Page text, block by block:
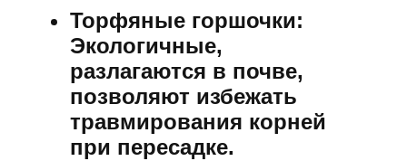
Торфяные горшочки:
Экологичные,
разлагаются в почве,
позволяют избежать
травмирования корней
при пересадке.